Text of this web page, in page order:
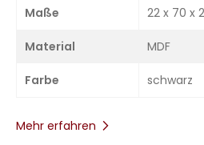
Maße 22 x 70 x
Material MDF
Farbe schwarz
Mehr erfahren